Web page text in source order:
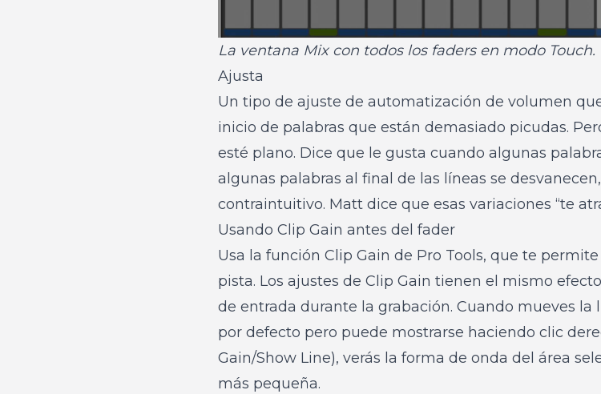
La ventana Mix con todos los faders en modo Touch.
Ajusta
Un tipo de ajuste de automatización de volumen
inicio de palabras que están demasiado picudas.
esté plano. Dice que le gusta cuando algunas
algunas palabras al final de las líneas se
contraintuitivo. Matt dice que esas variaciones “te
Usando Clip Gain antes del fader
Usa la función Clip Gain de Pro Tools, que te
pista. Los ajustes de Clip Gain tienen el mismo
de entrada durante la grabación. Cuando mueves la
por defecto pero puede mostrarse haciendo clic
Gain/Show Line), verás la forma de onda del área
más pequeña.